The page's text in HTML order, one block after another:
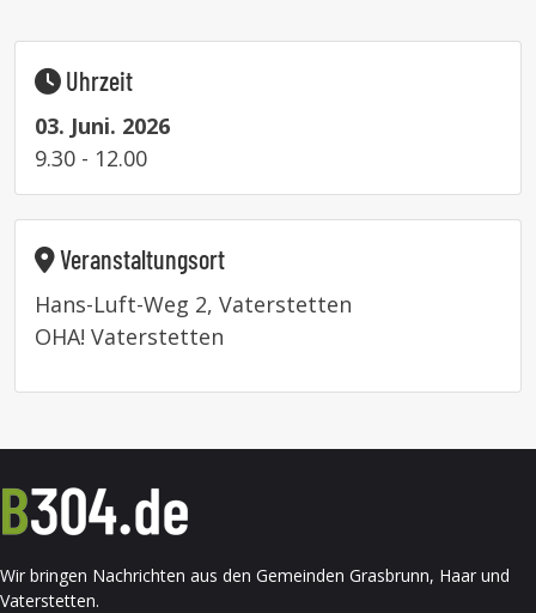
Uhrzeit
03. Juni. 2026
9.30 - 12.00
Veranstaltungsort
Hans-Luft-Weg 2, Vaterstetten
OHA! Vaterstetten
Wir bringen Nachrichten aus den Gemeinden Grasbrunn, Haar und
Vaterstetten.